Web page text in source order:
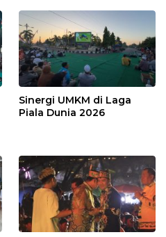
Sinergi UMKM di Laga
Piala Dunia 2026